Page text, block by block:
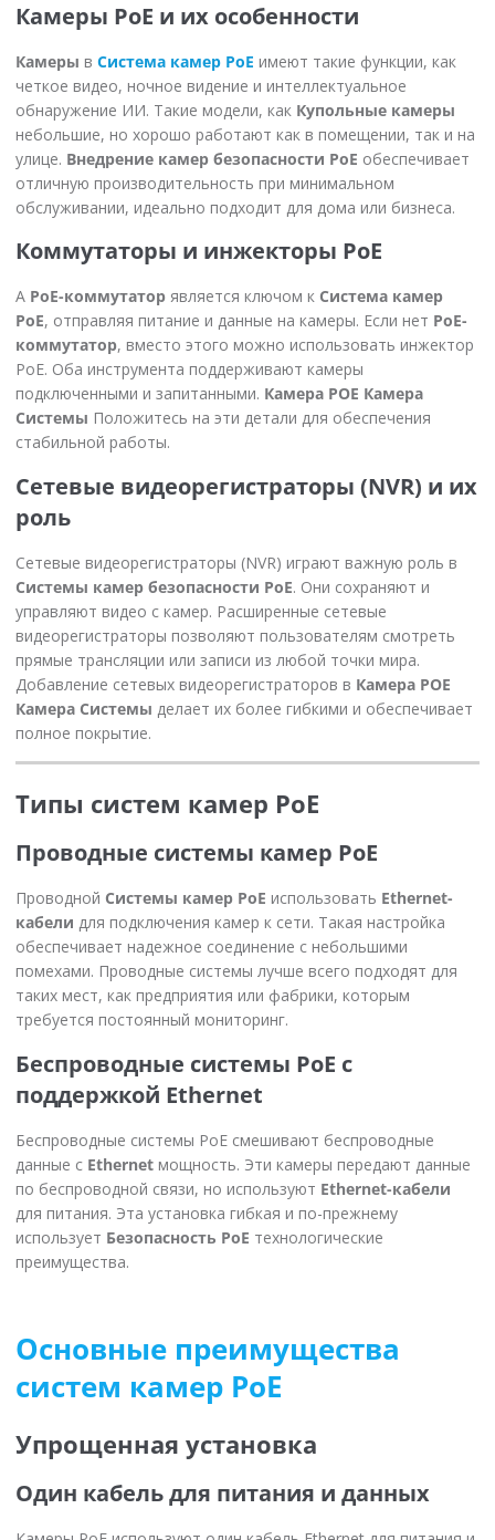
Камеры PoE и их особенности
Камеры в Система камер PoE имеют такие функции, как
четкое видео, ночное видение и интеллектуальное
обнаружение ИИ. Такие модели, как Купольные камеры
небольшие, но хорошо работают как в помещении, так и на
улице. Внедрение камер безопасности PoE обеспечивает
отличную производительность при минимальном
обслуживании, идеально подходит для дома или бизнеса.
Коммутаторы и инжекторы PoE
А PoE-коммутатор является ключом к Система камер
PoE, отправляя питание и данные на камеры. Если нет PoE-
коммутатор, вместо этого можно использовать инжектор
PoE. Оба инструмента поддерживают камеры
подключенными и запитанными. Камера POE Камера
Системы Положитесь на эти детали для обеспечения
стабильной работы.
Сетевые видеорегистраторы (NVR) и их
роль
Сетевые видеорегистраторы (NVR) играют важную роль в
Системы камер безопасности PoE. Они сохраняют и
управляют видео с камер. Расширенные сетевые
видеорегистраторы позволяют пользователям смотреть
прямые трансляции или записи из любой точки мира.
Добавление сетевых видеорегистраторов в Камера POE
Камера Системы делает их более гибкими и обеспечивает
полное покрытие.
Типы систем камер PoE
Проводные системы камер PoE
Проводной Системы камер PoE использовать Ethernet-
кабели для подключения камер к сети. Такая настройка
обеспечивает надежное соединение с небольшими
помехами. Проводные системы лучше всего подходят для
таких мест, как предприятия или фабрики, которым
требуется постоянный мониторинг.
Беспроводные системы PoE с
поддержкой Ethernet
Беспроводные системы PoE смешивают беспроводные
данные с Ethernet мощность. Эти камеры передают данные
по беспроводной связи, но используют Ethernet-кабели
для питания. Эта установка гибкая и по-прежнему
использует Безопасность PoE технологические
преимущества.
Основные преимущества
систем камер PoE
Упрощенная установка
Один кабель для питания и данных